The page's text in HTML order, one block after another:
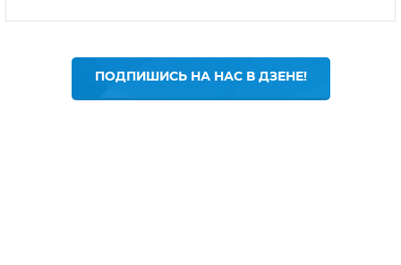
ПОДПИШИСЬ НА НАС В ДЗЕНЕ!